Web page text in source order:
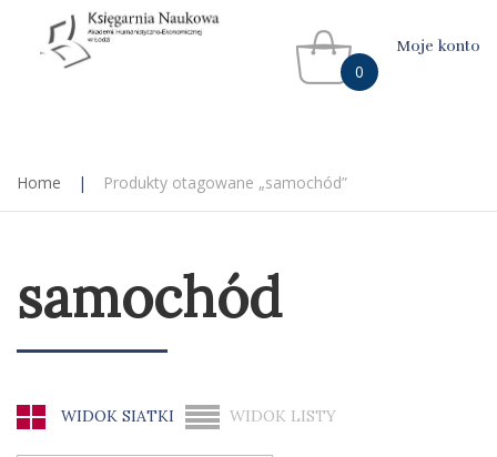
0
Moje konto
Home | Produkty otagowane „samochód”
samochód
WIDOK SIATKI WIDOK LISTY